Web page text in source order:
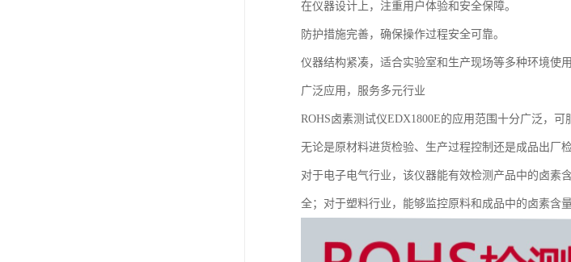
在仪器设计上，注重用户体验和安全保障。
防护措施完善，确保操作过程安全可靠。
仪器结构紧凑，适合实验室和生产现场等多种环境使用
广泛应用，服务多元行业
ROHS卤素测试仪EDX1800E的应用范围十分广泛，
无论是原材料进货检验、生产过程控制还是成品出厂
对于电子电气行业，该仪器能有效检测产品中的卤素
全；对于塑料行业，能够监控原料和成品中的卤素含